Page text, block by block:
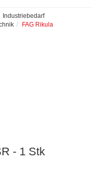
Industriebedarf
FAG Rikula
- 1 Stk